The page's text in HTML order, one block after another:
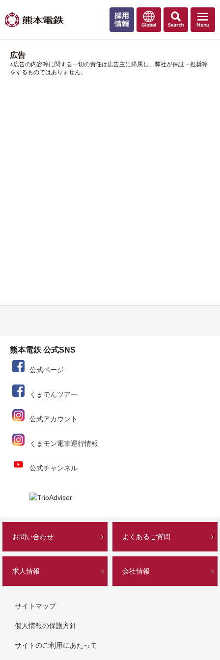
広告
※広告の内容等に関する一切の責任は広告主に帰属し、弊社が保証・推奨等
をするものではありません。
熊本電鉄 公式SNS
公式ページ
くまでんツアー
公式アカウント
くまモン電車運行情報
公式チャンネル
お問い合わせ よくあるご質問
求人情報 会社情報
サイトマップ
個人情報の保護方針
サイトのご利用にあたって